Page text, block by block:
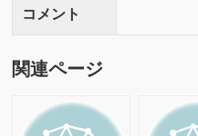
コメント
関連ページ